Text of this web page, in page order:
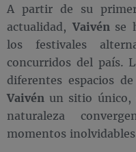
A partir de su
actualidad, Vaivén se
los festivales
concurridos del país.
diferentes espacios de
Vaivén un sitio único,
naturaleza
momentos